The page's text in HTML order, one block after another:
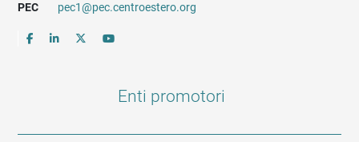
PEC
pec1@pec.centroestero.org
Enti promotori